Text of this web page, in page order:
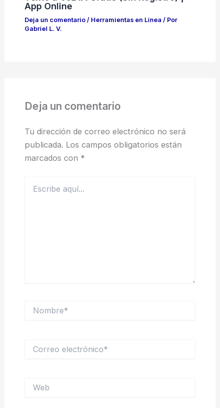
App Online
Deja un comentario / Herramientas en Línea / Por
Gabriel L. V.
Deja un comentario
Tu dirección de correo electrónico no será
publicada. Los campos obligatorios están
marcados con *
aquí...
electrónico*